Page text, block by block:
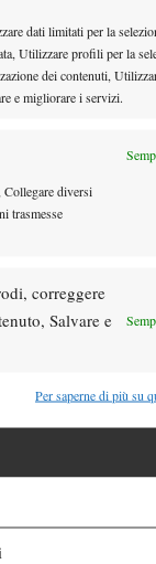
dati limitati per la
Utilizzare profili per la
dei contenuti,
e migliorare i servizi.
Collegare diversi
trasmesse
correggere
Salvare e
Per saperne di più su